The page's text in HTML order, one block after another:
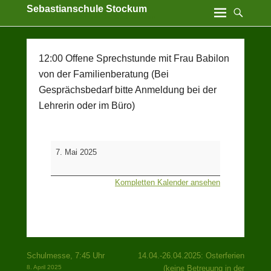
Sebastianschule Stockum
12:00 Offene Sprechstunde mit Frau Babilon
von der Familienberatung (Bei
Gesprächsbedarf bitte Anmeldung bei der
Lehrerin oder im Büro)
12:00
der
(Bei
7. Mai 2025
Kompletten Kalender ansehen
Beitragsnavigation
Schulmesse, 7:45 Uhr
8. April 2025
14.04.-26.04.2025: Osterferien
(keine Betreuung in der